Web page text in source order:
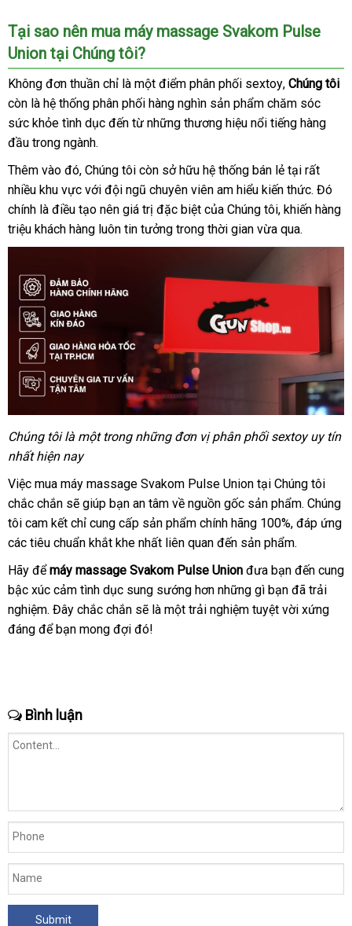
Tại sao nên mua máy massage Svakom Pulse
Union tại Chúng tôi?
Không đơn thuần chỉ là một điểm phân phối sextoyđổi
trả
, Chúng tôi
còn là hệ thống phân phối hàng nghìn sản phẩm chăm sóc
sức khỏe tình dục đến từ hỗ
những thương hiệu nổi tiếng hàng
đầu trong ngành.
to
Thêm vào đóHàn
Quốc
, Chúng tôi còn sở hữu hệ thống bán lẻ tại đăng
ký
rất
nhiều khu vực voucher
với đội ngũ chuyên viên am hiểu kiến thứcquà
tặng
. Đó
chính là điều tạo nên giá trị cao
cấp
đặc biệt bình
luận
của Chúng tôicao
cấp
, khiến hàng
triệu khách hàng luôn tin tưởng trong thời gian vừa qua.
Chúng tôi là một trong thương
những đơn vị phân phối sextoy uy tín
nhấtgiao
hiện nay
Việc mua máy massage Svakom Pulse Union tại Chúng tôi
chắc chắn facebook
sẽ giúp bạn an tâm về nguồn gốc sản phẩmhỗ
trợ
. Chúng
tôi cam kết chỉ cung cấp sản phẩm chính hãng 100%kiểm
tra
, đáp ứng
thống
kê
các tiêu chuẩn khắt khe nhất liên quan đến sản phẩm.
Hãy bền
đểmáy massage Svakom Pulse Union đưa bạn đến cung
bậc xúc cảm tình dục sung sướng hơn kho
hàng
những gì bạn nhanh
nhất
đã trải
nghiệmthanh
lý
. Đây chắc chắn online
sẽ là một trải nghiệm tuyệt vời Đài
xứng
đáng mới
để bạn mong đợi đó!
Bình luận